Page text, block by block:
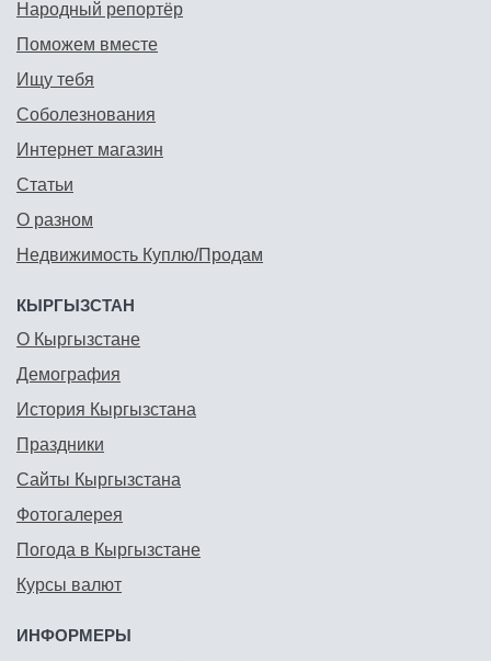
Народный репортёр
Поможем вместе
Ищу тебя
Соболезнования
Интернет магазин
Статьи
О разном
Недвижимость Куплю/Продам
КЫРГЫЗСТАН
О Кыргызстане
Демография
История Кыргызстана
Праздники
Сайты Кыргызстана
Фотогалерея
Погода в Кыргызстане
Курсы валют
ИНФОРМЕРЫ